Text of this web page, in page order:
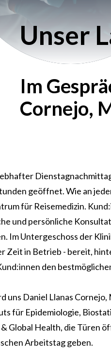
Unser
Im
Cornejo,
geöffnet. Wie an
für Reisemedizin.
und persönliche
Im Untergeschoss der
Zeit in Betrieb - bereit,
den
uns Daniel Llanas
für Epidemiologie,
Global Health, die Türen
Arbeitstag geben.